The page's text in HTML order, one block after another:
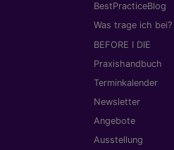
BestPracticeBlog
Was trage ich bei?
BEFORE I DIE
Praxishandbuch
Terminkalender
Newsletter
Angebote
Ausstellung